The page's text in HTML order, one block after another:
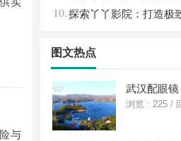
与
影新体验
10.探索丫丫影院：打造极
图文热点
武汉配眼
浏览 : 225 /